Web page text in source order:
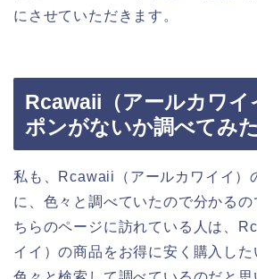
にさせていただきます。
Rcawaii（アールカワイ
ポンがないか調べてみた
私も、Rcawaii（アールカワイイ）
に、色々と調べていたので分かるの
ちらのページに訪れている人は、
イイ）の商品をお得に安く購入した